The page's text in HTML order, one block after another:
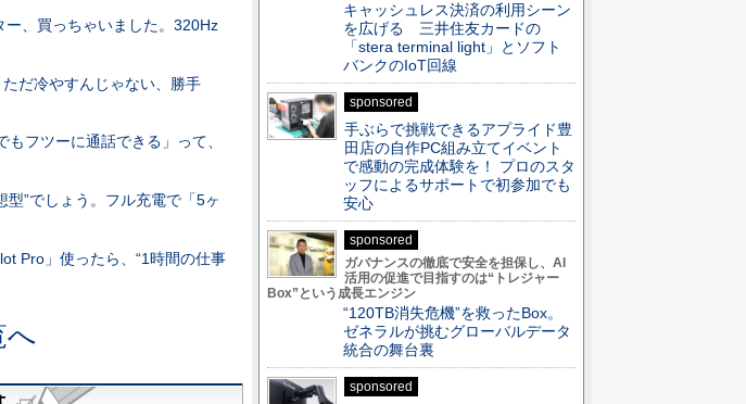
ー、買っちゃいました。320Hz
だ冷やすんじゃない、勝手
フツーに通話できる」って、
型”でしょう。フル充電で「5ヶ
Pro」使ったら、“1時間の仕事
へ
キャッシュレス決済の利用シーン
を広げる 三井住友カードの
「stera terminal light」とソフト
バンクのIoT回線
sponsored
手ぶらで挑戦できるアプライド豊
田店の自作PC組み立てイベント
で感動の完成体験を！ プロのスタ
ッフによるサポートで初参加でも
安心
sponsored
ガバナンスの徹底で安全を担保し、AI
活用の促進で目指すのは“トレジャー
Box”という成長エンジン
“120TB消失危機”を救ったBox。
ゼネラルが挑むグローバルデータ
統合の舞台裏
sponsored